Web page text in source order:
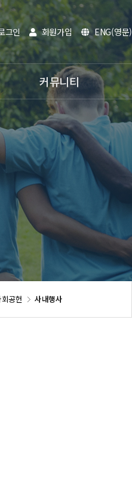
그인 회원가입 ENG(영문)
커뮤니티
공지사항
온라인문의
홍보영상
전자카다록
공헌 사내행사